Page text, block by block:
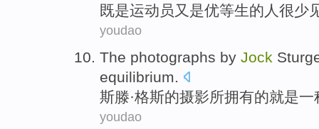
既是运动员又是优等生的 人 很少
youdao
The photographs by Jock
equilibrium.
斯滕·格斯的摄影所拥有的就是一
youdao